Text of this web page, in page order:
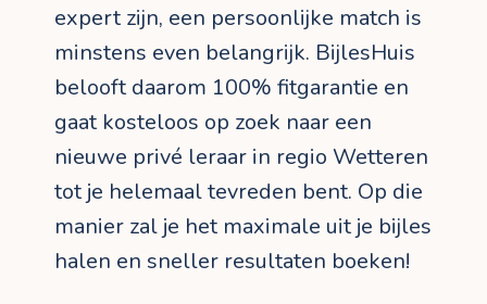
expert zijn, een persoonlijke match is
minstens even belangrijk. BijlesHuis
belooft daarom 100% fitgarantie en
gaat kosteloos op zoek naar een
nieuwe privé leraar in regio Wetteren
tot je helemaal tevreden bent. Op die
manier zal je het maximale uit je bijles
halen en sneller resultaten boeken!